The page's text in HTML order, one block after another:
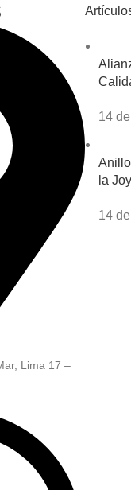
Lima 17 –
14
la
14